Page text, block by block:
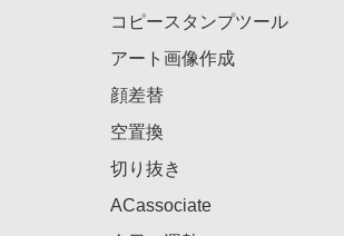
コピースタンプツール
アート画像作成
顔差替
空置換
切り抜き
ACassociate